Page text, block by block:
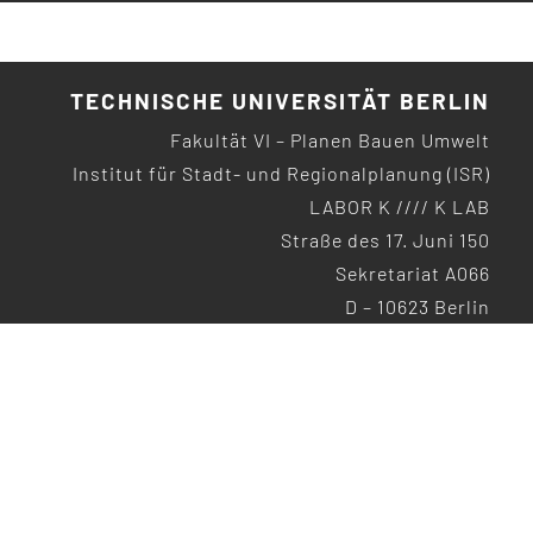
TECHNISCHE UNIVERSITÄT BERLIN
Fakultät VI – Planen Bauen Umwelt
Institut für Stadt- und Regionalplanung (ISR)
LABOR K //// K LAB
Straße des 17. Juni 150
Sekretariat A066
D – 10623 Berlin